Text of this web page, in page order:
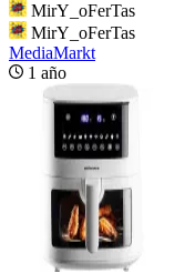
MirY_oFerTas
MirY_oFerTas
MediaMarkt
1 año